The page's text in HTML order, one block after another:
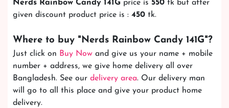
Nerds Rainbow Candy 141G price is 550 tk but after
given discount product price is : 450 tk.
Where to buy "Nerds Rainbow Candy 141G"?
Just click on Buy Now and give us your name + mobile
number + address, we give home delivery all over
Bangladesh. See our delivery area. Our delivery man
will go to all this place and give your product home
delivery.